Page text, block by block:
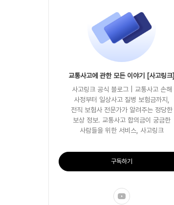
교통사고에 관한 모든 이야기 [사고링크]
사고링크 공식 블로그 | 교통사고 손해
사정부터 일상사고 질병 보험금까지,
전직 보험사 전문가가 알려주는 정당한
보상 정보. 교통사고 합의금이 궁금한
사람들을 위한 서비스, 사고링크
구독하기